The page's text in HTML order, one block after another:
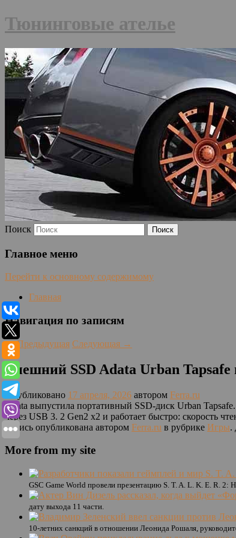
Тюнинговые ателье
Поиск
Главное меню
Перейти к основному содержимому
Главная
Навигация по записям
←Предыдущая Следующая →
Внешний SSD Adata Urban
Опубликовано 17 апреля, 2026 автором Ferra.ru
Adata выпустила портативный SSD-диск Urban
через USB 3. 2 Gen2 x2 и работает быстро: скорость
Запись опубликована автором Ferra.ru в рубрике Игры.
More from my site
GSC Game World провели презентацию S. T. A. L. K. E. R.
дату выхода 11 части.
10-летних санкций в отношении Леонида Рошаля,